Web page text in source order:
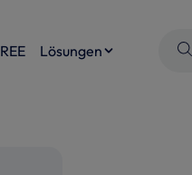
Lösungen